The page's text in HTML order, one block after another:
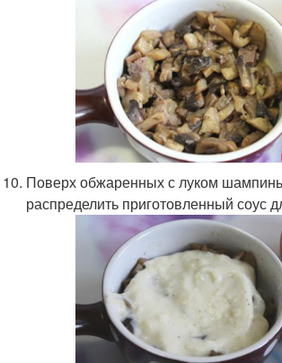
Поверх обжаренных с луком
распределить приготовленный соус